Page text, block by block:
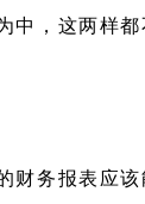
中，这两样都
财务报表应